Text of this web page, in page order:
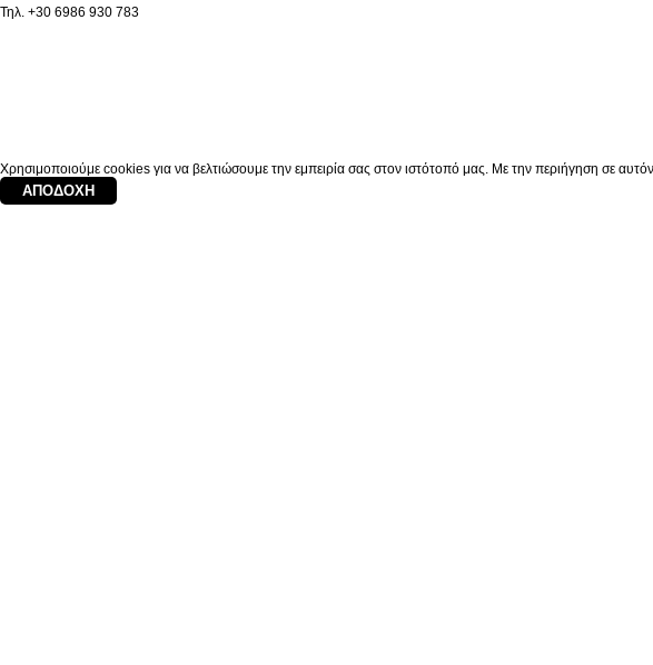
Τηλ. +30 6986 930 783
Χρησιμοποιούμε cookies για να βελτιώσουμε την εμπειρία σας στον ιστότοπό μας. Με την περιήγηση σε
ΑΠΟΔΟΧΉ